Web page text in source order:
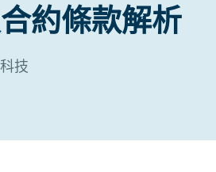
約條款解析
技